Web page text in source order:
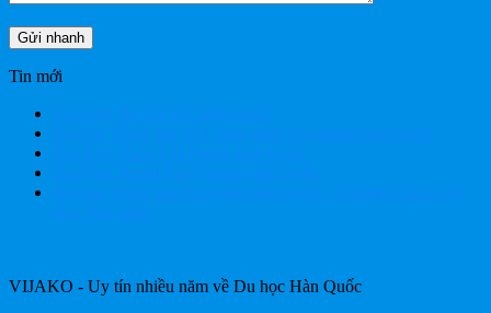
Tin mới
VIJAKO - Uy tín nhiều năm về Du học Hàn Quốc